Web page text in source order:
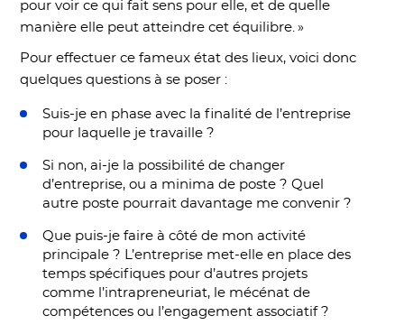
pour voir ce qui fait sens pour elle, et de quelle
manière elle peut atteindre cet équilibre. »
Pour effectuer ce fameux état des lieux, voici donc
quelques questions à se poser :
Suis-je en phase avec la finalité de l’entreprise
pour laquelle je travaille ?
Si non, ai-je la possibilité de changer
d’entreprise, ou a minima de poste ? Quel
autre poste pourrait davantage me convenir ?
Que puis-je faire à côté de mon activité
principale ? L’entreprise met-elle en place des
temps spécifiques pour d’autres projets
comme l’intrapreneuriat, le mécénat de
compétences ou l’engagement associatif ?